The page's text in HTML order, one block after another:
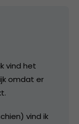
vind het
omdat er
vind ik